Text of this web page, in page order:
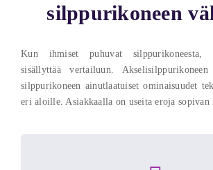
silppurikoneen
Kun ihmiset puhuvat silppurikoneesta,
sisällyttää vertailuun.
silppurikoneen ainutlaatuiset ominaisuudet
eri aloille. Asiakkaalla on useita eroja sopivan